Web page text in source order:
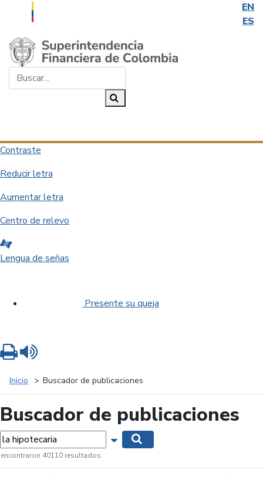
EN
ES
Saltar al contenido principal
Contraste
Reducir letra
Aumentar letra
Centro de relevo
Lengua de señas
Presente su queja
Inicio Buscador de publicaciones
Buscador de publicaciones
Mostrar opciones de búsqueda
encontraron 40110 resultados.
Imprimir